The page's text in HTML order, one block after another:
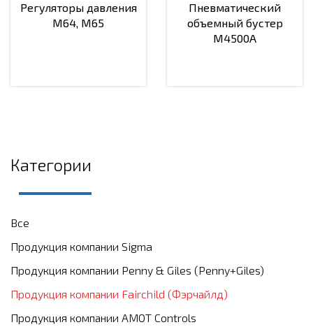
Регуляторы давления
M64, M65
Пневматический
объемный бустер
M4500A
Категории
Все
Продукция компании Sigma
Продукция компании Penny & Giles (Penny+Giles)
Продукция компании Fairchild (Фэрчайлд)
Продукция компании АМОТ Controls